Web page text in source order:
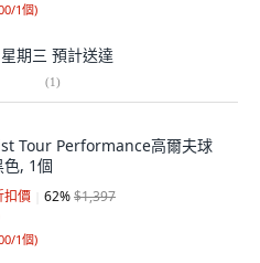
1個)
期三 預計送達
(1)
Tour Performance高爾夫球
色, 1個
扣價 62%$1,397
1個)